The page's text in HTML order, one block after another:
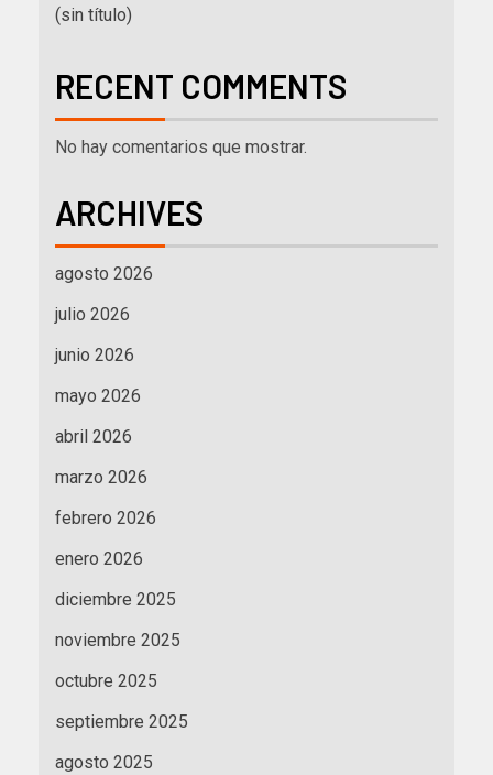
(sin título)
RECENT COMMENTS
No hay comentarios que mostrar.
ARCHIVES
agosto 2026
julio 2026
junio 2026
mayo 2026
abril 2026
marzo 2026
febrero 2026
enero 2026
diciembre 2025
noviembre 2025
octubre 2025
septiembre 2025
agosto 2025